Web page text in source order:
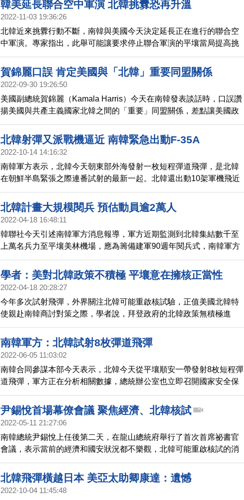
韓美延長聯合空中軍演 北韓挑釁恐再升溫
2022-11-03 19:36:26
北韓近來挑釁行動不斷，南韓與美國今天決定延長正在進行的聯合空
中軍演。專家指出，此舉可能讓要求停止聯合軍演的平壤當局提高挑
釁強度，目前剩下的最後一張牌「核試驗」也可能是選項之一。
賀錦麗口誤 肯定美國與「北韓」重要同盟關係
2022-09-30 19:26:50
美國副總統賀錦麗（Kamala Harris）今天在南韓發表談話時，口誤讚
揚美國與共產主義國家北韓之間的「重要」同盟關係，差點讓美國政
策烏龍大轉向。
北韓射彈又派戰機逼近 南韓緊急出動F-35A
2022-10-14 14:16:32
南韓軍方表示，北韓今天朝東部外海發射一枚短程彈道飛彈，是北韓
在朝鮮半島緊張之際連番試射的最新一起。北韓還出動10架軍機飛近
兩韓分界線，南韓派出F-35A戰機應對。
北韓計畫大規模閱兵 預估動員逾2萬人
2022-04-18 16:48:11
韓聯社今天引述南韓軍方消息報導，軍方近期監測到北韓集結數千至
上萬名兵力至平壤美林機場，應為籌備建軍90週年閱兵式，南韓軍方
預期這次閱兵式可能動員2萬多人參與，並展出多種飛彈及武器。
學者：美對北韓政策不積極 平壤意在擁核正當性
2022-04-18 20:28:27
今年多次試射飛彈，外界關注北韓可能重啟核試驗，正值美國北韓特
使親赴南韓商討對策之際，學者說，拜登政府的北韓政策無積極進
展，平壤當局對美國的批評較以往低，可能藉此爭取擁核正當性。
南韓軍方：北韓試射8枚彈道飛彈
2022-06-05 11:03:02
南韓合同參謀本部今天表示，北韓今天從平壤順安一帶發射8枚短程彈
道飛彈，軍方正在分析相關數據，總統辦公室也立即召開國家安全保
障會議（NSC）。
尹錫悅首場幕僚會議 聚焦經濟、北韓核試
2022-05-11 21:27:06
南韓總統尹錫悅上任後第二天，在龍山總統府舉行了首次首席祕書官
會議，表示當前的經濟和國安狀況都不樂觀，北韓可能重啟核試的消
息不斷，須嚴密監控各項指標，做好應對工作。新上任的南韓國防部
長李鐘燮，在就職演說中表示，將穩固全方位的國防力量，應對可能
發生的北韓戰術挑釁。
北韓飛彈橫越日本 美亞太助卿康達：遺憾
2022-10-04 11:45:48